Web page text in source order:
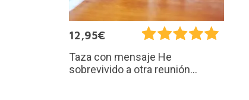
12,95€
Taza con mensaje He
sobrevivido a otra reunión...